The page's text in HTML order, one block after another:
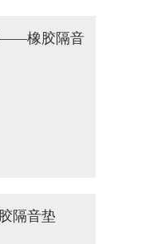
——橡胶隔音
隔音垫